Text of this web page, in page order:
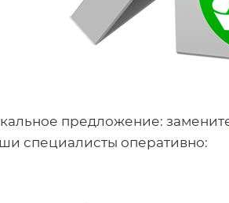
предложение:
специалисты оперативно: